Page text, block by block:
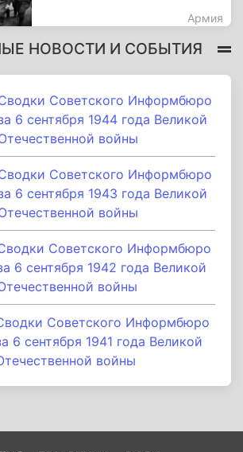
Армия
НОВОСТИ И СОБЫТИЯ
Советского Информбюро
6 сентября 1944 года Великой
войны
Советского Информбюро
6 сентября 1943 года Великой
войны
Советского Информбюро
6 сентября 1942 года Великой
войны
Советского Информбюро
6 сентября 1941 года Великой
войны